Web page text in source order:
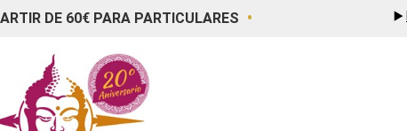
DE 60€ PARA PARTICULARES • ▶️